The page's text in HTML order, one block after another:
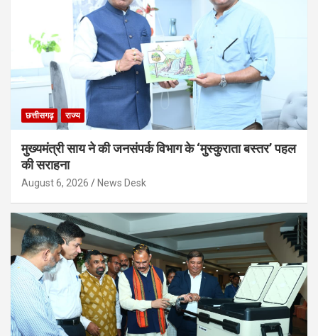
छत्तीसगढ़ राज्य
मुख्यमंत्री साय ने की जनसंपर्क विभाग के ‘मुस्कुराता बस्तर’ पहल
की सराहना
August 6, 2026 News Desk